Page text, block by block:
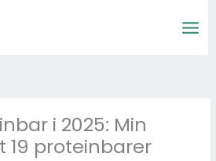
i 2025: Min
19 proteinbarer